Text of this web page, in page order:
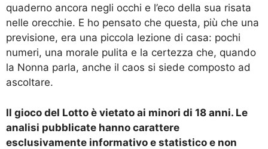
quaderno ancora negli occhi e l’eco della sua risata
nelle orecchie. E ho pensato che questa, più che una
previsione, era una piccola lezione di casa: pochi
numeri, una morale pulita e la certezza che, quando
la Nonna parla, anche il caos si siede composto ad
ascoltare.
Il gioco del Lotto è vietato ai minori di 18 anni. Le
analisi pubblicate hanno carattere
esclusivamente informativo e statistico e non